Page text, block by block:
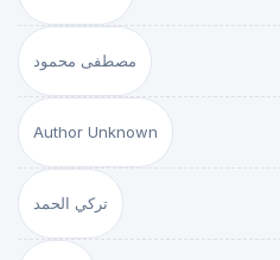
مصطفى محمود
Author Unknown
تركي الحمد